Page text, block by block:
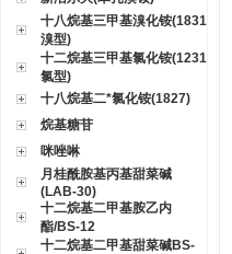
十八烷基三甲基溴化铵(1831
溴型)
十二烷基三甲基氯化铵(1231
氯型)
十八烷基二*氯化铵(1827)
烷基糖苷
咪唑啉
月桂酰胺基丙基甜菜碱
(LAB-30)
十二烷基二甲基胺乙内
酯/BS-12
十二烷基二甲基甜菜碱BS-